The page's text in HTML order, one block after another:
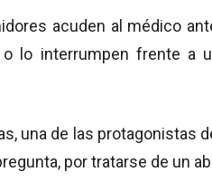
acuden al médico
lo interrumpen frente a
una de las protagonistas
por tratarse de un